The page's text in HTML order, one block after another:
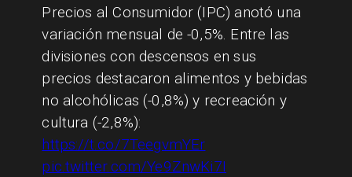
Precios al Consumidor (IPC) anotó una
variación mensual de -0,5%. Entre las
divisiones con descensos en sus
precios destacaron alimentos y bebidas
no alcohólicas (-0,8%) y recreación y
cultura (-2,8%):
https://t.co/7TeegvmYEr
pic.twitter.com/Ye9ZnwKi7I